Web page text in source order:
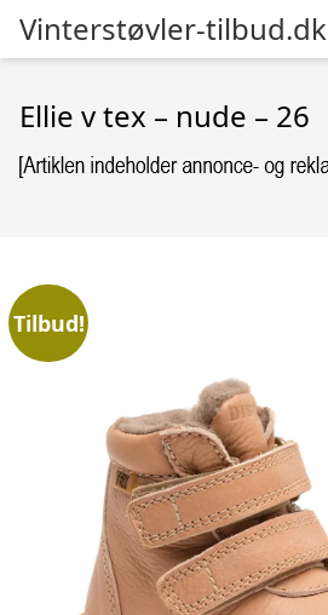
Vinterstøvler-tilbud.dk
Ellie v tex – nude – 26
Tilbud!